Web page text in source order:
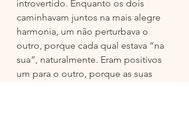
introvertido. Enquanto os dois
caminhavam juntos na mais alegre
harmonia, um não perturbava o
outro, porque cada qual estava “na
sua”, naturalmente. Eram positivos
um para o outro, porque as suas